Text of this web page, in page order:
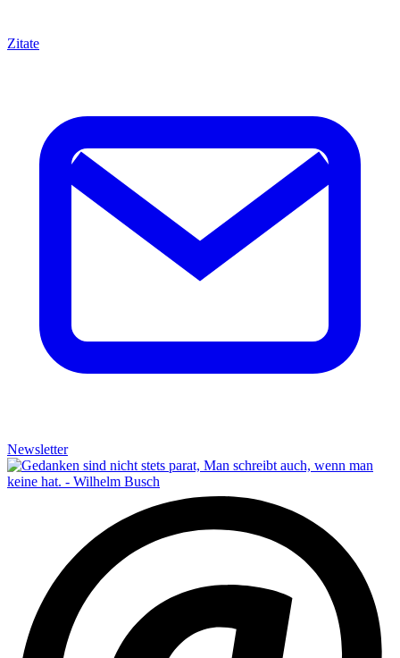
Zitate
Newsletter